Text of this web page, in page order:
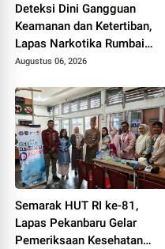
Deteksi Dini Gangguan
Keamanan dan Ketertiban,
Lapas Narkotika Rumbai
Gelar Razia Rutin Blok
Augustus 06, 2026
Semarak HUT RI ke-81,
Lapas Pekanbaru Gelar
Pemeriksaan Kesehatan